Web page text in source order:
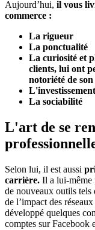
Aujourd’hui, il vous
commerce :
La rigueur
La ponctualité
La curiosité et
clients, lui ont
notoriété de
La sociabilité
L'art de se
Selon lui, il est aussi
carrière. Il a lui-même
de nouveaux outils tels
de l’impact des
développé quelques
comptes sur Facebook